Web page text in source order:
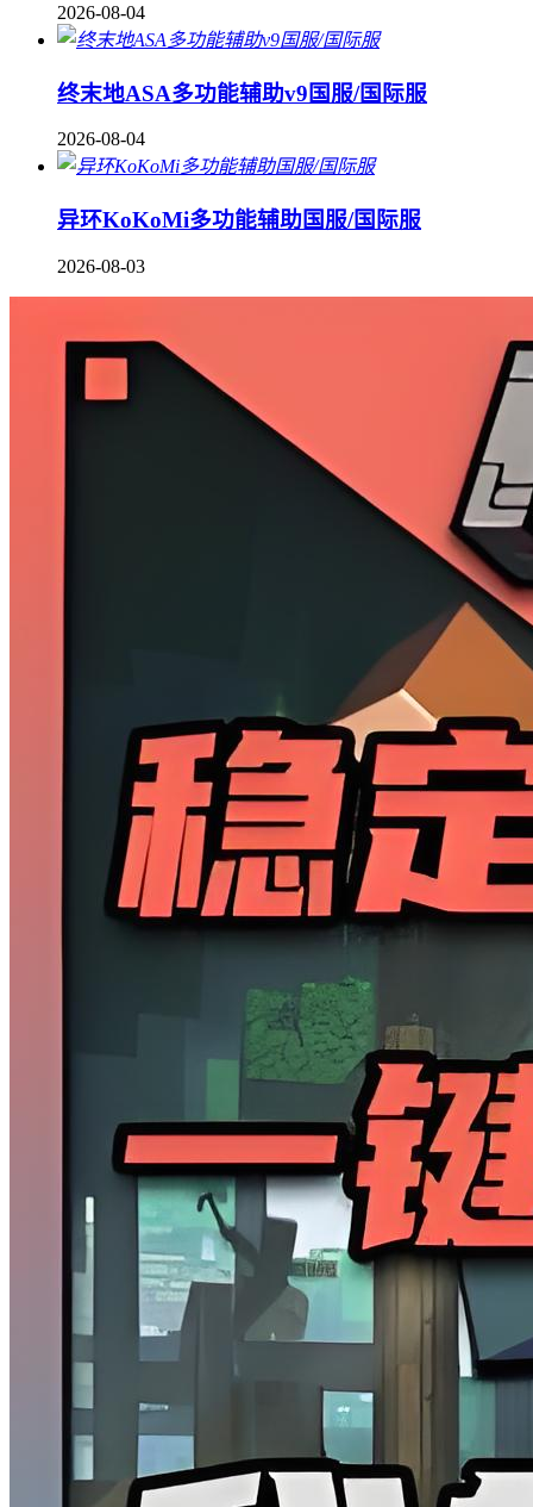
2026-08-04
终末地ASA多功能辅助v9国服/国际服
2026-08-04
异环KoKoMi多功能辅助国服/国际服
2026-08-03